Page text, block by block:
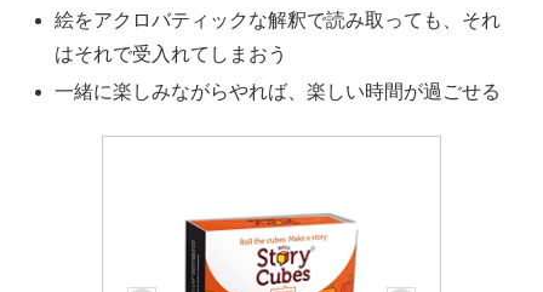
絵をアクロバティックな解釈で読み取っても、それ
はそれで受入れてしまおう
一緒に楽しみながらやれば、楽しい時間が過ごせる